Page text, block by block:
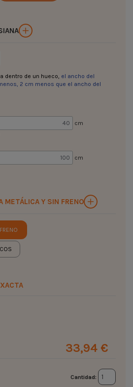
dentro de un hueco, el ancho del
2 cm menos que el ancho del
cm
cm
METÁLICA Y SIN FRENO
33,94 €
Cantidad: